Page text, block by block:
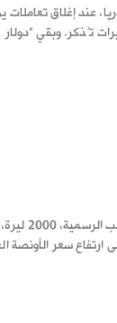
عند إغلاق تعاملات
تُذكر. وبقي "دولار
رفعت جمعية الصاغة في
ارتفاع سعر الأونصة